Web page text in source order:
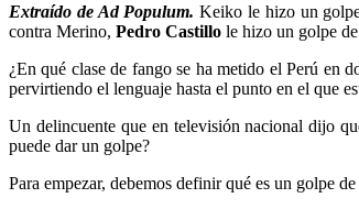
Extraído de Ad Populum. Keiko le hizo un
contra Merino, Pedro Castillo le hizo un golpe
¿En qué clase de fango se ha metido el Perú en
pervirtiendo el lenguaje hasta el punto en el que
Un delincuente que en televisión nacional dijo
puede dar un golpe?
Para empezar, debemos definir qué es un golpe